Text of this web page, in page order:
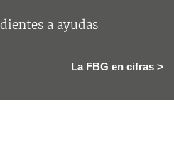
a ayudas
La FBG en cifras >